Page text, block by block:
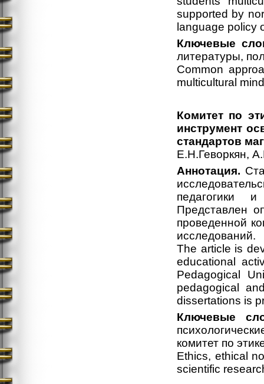
supported by
language policy
Ключевые
литературы,
Common
multicultural
Комитет по
инструмент
стандартов
Е.Н.Геворкян,
Аннотация.
педагогики
Представлен
проведенной
исследований.
The article is
educational
Pedagogical
pedagogical
dissertations is
Ключевые
комитет по
Ethics, ethical
scientific